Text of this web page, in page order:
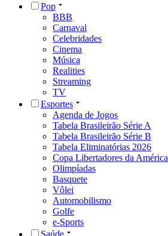
Pop
BBB
Carnaval
Celebridades
Cinema
Música
Realities
Streaming
TV
Esportes
Agenda de Jogos
Tabela Brasileirão Série A
Tabela Brasileirão Série B
Tabela Eliminatórias 2026
Copa Libertadores da América
Olimpíadas
Basquete
Vôlei
Automobilismo
Golfe
e-Sports
Saúde